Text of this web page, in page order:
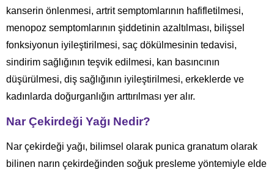
kanserin önlenmesi, artrit semptomlarının hafifletilmesi,
menopoz semptomlarının şiddetinin azaltılması, bilişsel
fonksiyonun iyileştirilmesi, saç dökülmesinin tedavisi,
sindirim sağlığının teşvik edilmesi, kan basıncının
düşürülmesi, diş sağlığının iyileştirilmesi, erkeklerde ve
kadınlarda doğurganlığın arttırılması yer alır.
Nar Çekirdeği Yağı Nedir?
Nar çekirdeği yağı, bilimsel olarak punica granatum olarak
bilinen narın çekirdeğinden soğuk presleme yöntemiyle elde